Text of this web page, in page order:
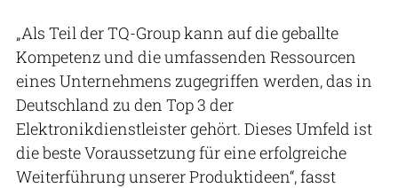
„Als Teil der TQ-Group kann auf die geballte
Kompetenz und die umfassenden Ressourcen
eines Unternehmens zugegriffen werden, das in
Deutschland zu den Top 3 der
Elektronikdienstleister gehört. Dieses Umfeld ist
die beste Voraussetzung für eine erfolgreiche
Weiterführung unserer Produktideen“, fasst